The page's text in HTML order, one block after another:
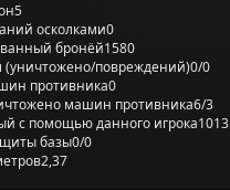
5
осколками0
бронёй1580
(уничтожено/повреждений)0/0
противника0
машин противника6/3
с помощью данного игрока1013
базы0/0
2,37